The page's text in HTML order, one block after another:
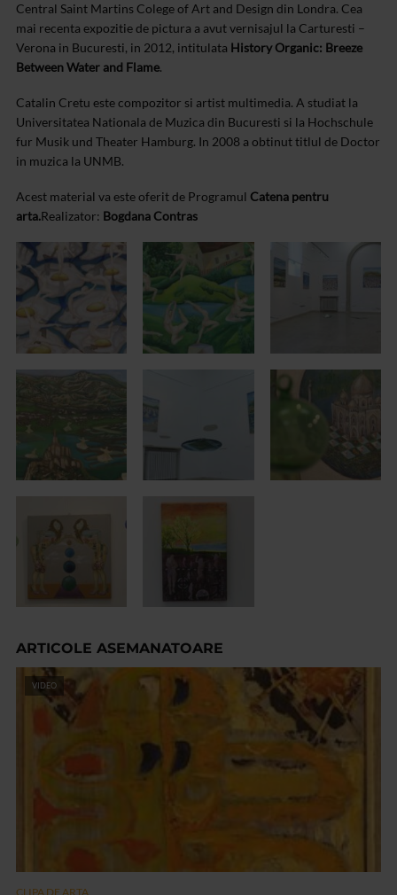
Central Saint Martins Colege of Art and Design din Londra. Cea
mai recenta expozitie de pictura a avut vernisajul la Carturesti –
Verona in Bucuresti, in 2012, intitulata History Organic: Breeze
Between Water and Flame.
Catalin Cretu este compozitor si artist multimedia. A studiat la
Universitatea Nationala de Muzica din Bucuresti si la Hochschule
fur Musik und Theater Hamburg. In 2008 a obtinut titlul de Doctor
in muzica la UNMB.
Acest material va este oferit de Programul Catena pentru
arta.Realizator: Bogdana Contras
ARTICOLE ASEMANATOARE
VIDEO
CLIPA DE ARTA